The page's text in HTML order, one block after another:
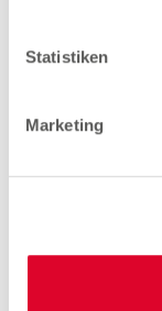
Statistiken
Marketing
EMYO
Woolworth
Breslauer